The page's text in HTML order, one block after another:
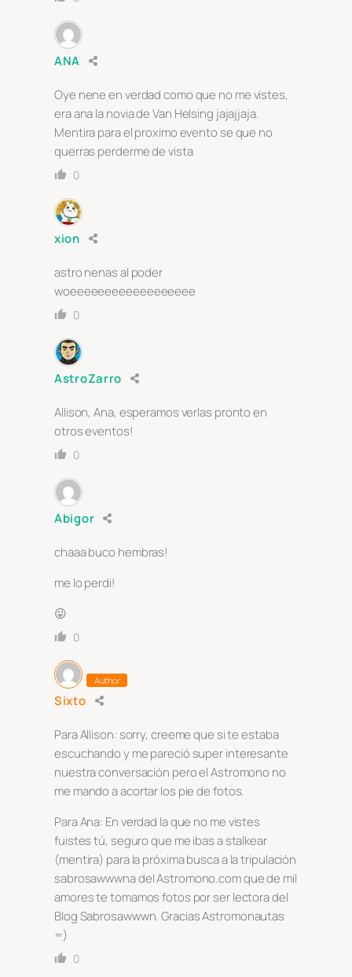
ANA
Oye nene en verdad como que no me vistes,
era ana la novia de Van Helsing jajajjaja.
Mentira para el proximo evento se que no
querras perderme de vista
0
xion
astro nenas al poder
woeeeeeeeeeeeeeeeeee
0
AstroZarro
Allison, Ana, esperamos verlas pronto en
otros eventos!
0
Abigor
chaaa buco hembras!
me lo perdi!
😛
0
Author
Sixto
Para Allison: sorry, creeme que si te estaba
escuchando y me pareció super interesante
nuestra conversación pero el Astromono no
me mando a acortar los pie de fotos.
Para Ana: En verdad la que no me vistes
fuistes tú, seguro que me ibas a stalkear
(mentira) para la próxima busca a la tripulación
sabrosawwwna del Astromono.com que de mil
amores te tomamos fotos por ser lectora del
Blog Sabrosawwwn. Gracias Astromonautas
=)
0